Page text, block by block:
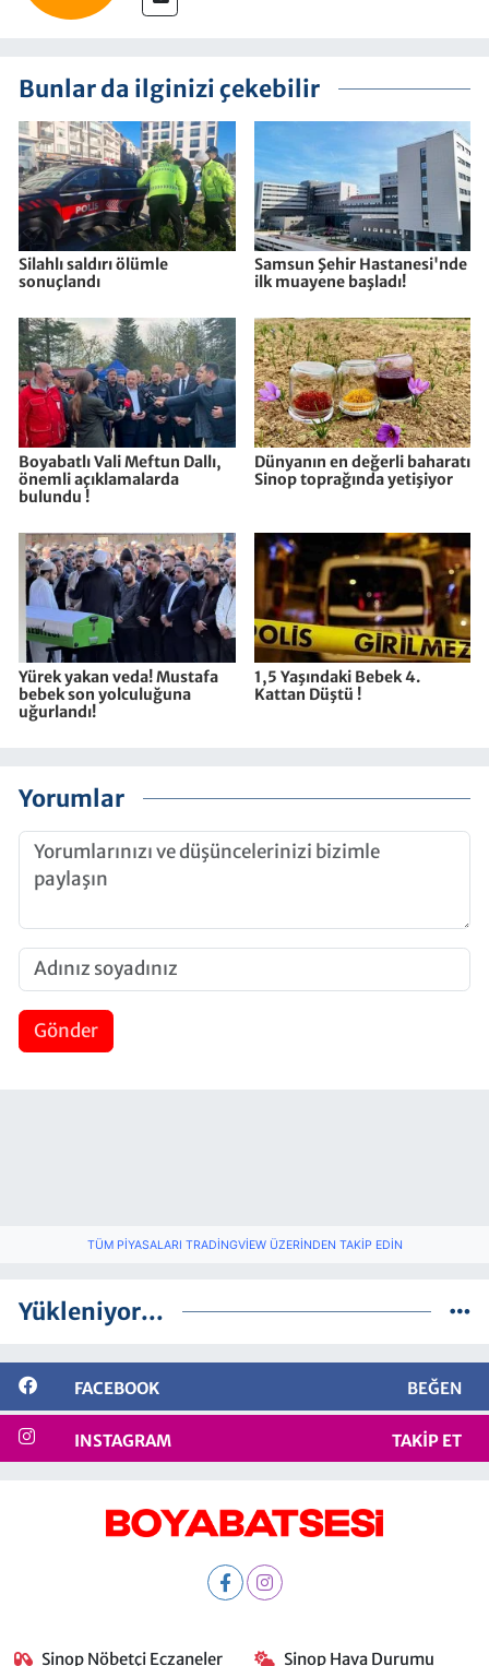
Bunlar da ilginizi çekebilir
Silahlı saldırı ölümle
sonuçlandı
Samsun Şehir Hastanesi'nde
ilk muayene başladı!
Boyabatlı Vali Meftun Dallı,
önemli açıklamalarda
bulundu !
Dünyanın en değerli baharatı
Sinop toprağında yetişiyor
Yürek yakan veda! Mustafa
bebek son yolculuğuna
uğurlandı!
1,5 Yaşındaki Bebek 4.
Kattan Düştü !
Yorumlar
Gönder
TÜM PIYASALARI TRADINGVIEW ÜZERINDEN TAKIP EDIN
Yükleniyor...
FACEBOOK BEĞEN
INSTAGRAM TAKIP ET
Sinop Nöbetçi Eczaneler Sinop Hava Durumu